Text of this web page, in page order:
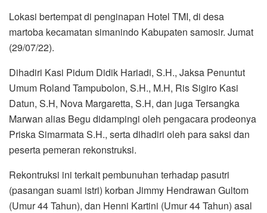
Lokasi bertempat di penginapan Hotel TMI, di desa
martoba kecamatan simanindo Kabupaten samosir. Jumat
(29/07/22).
Dihadiri Kasi Pidum Didik Hariadi, S.H., Jaksa Penuntut
Umum Roland Tampubolon, S.H., M.H, Ris Sigiro Kasi
Datun, S.H, Nova Margaretta, S.H, dan juga Tersangka
Marwan alias Begu didampingi oleh pengacara prodeonya
Priska Simarmata S.H., serta dihadiri oleh para saksi dan
peserta pemeran rekonstruksi.
Rekontruksi ini terkait pembunuhan terhadap pasutri
(pasangan suami istri) korban Jimmy Hendrawan Gultom
(Umur 44 Tahun), dan Henni Kartini (Umur 44 Tahun) asal